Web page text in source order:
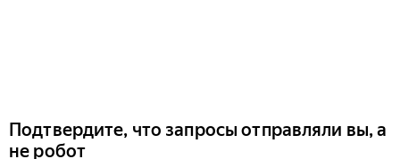
Подтвердите, что запросы отправляли вы, а
не робот